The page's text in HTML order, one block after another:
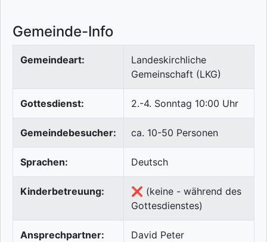
Gemeinde-Info
Gemeindeart:
Landeskirchliche
Gemeinschaft (LKG)
Gottesdienst: 2.-4. Sonntag 10:00 Uhr
Gemeindebesucher: ca. 10-50 Personen
Sprachen: Deutsch
Kinderbetreuung:
❌ (keine - während des
Gottesdienstes)
Ansprechpartner: David Peter